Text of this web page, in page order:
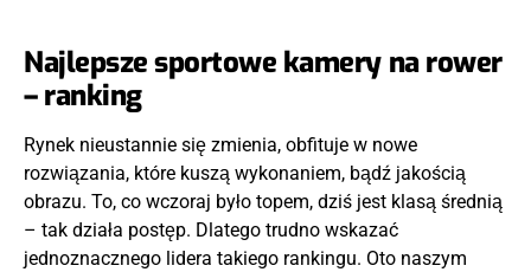
Najlepsze sportowe kamery na rower
– ranking
Rynek nieustannie się zmienia, obfituje w nowe
rozwiązania, które kuszą wykonaniem, bądź jakością
obrazu. To, co wczoraj było topem, dziś jest klasą średnią
– tak działa postęp. Dlatego trudno wskazać
jednoznacznego lidera takiego rankingu. Oto naszym